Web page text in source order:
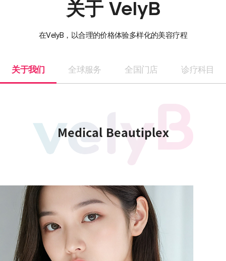
关于 VelyB
在VelyB，以合理的价格体验多样化的美容疗程
关于我们 全球服务 全国门店 诊疗科目
Medical Beautiplex